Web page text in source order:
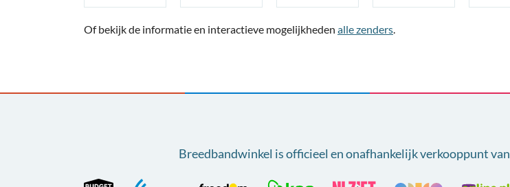
Of bekijk de informatie en interactieve mogelijkheden alle zenders.
Breedbandwinkel is officieel en onafhankelijk verkooppunt van